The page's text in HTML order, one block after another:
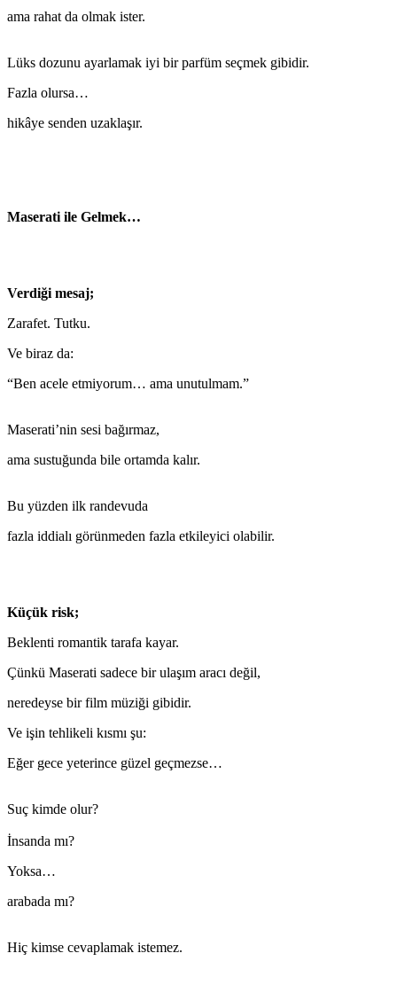
ama rahat da olmak ister.
Lüks dozunu ayarlamak iyi bir parfüm seçmek gibidir.
Fazla olursa…
hikâye senden uzaklaşır.
Maserati ile Gelmek…
Verdiği mesaj;
Zarafet. Tutku.
Ve biraz da:
“Ben acele etmiyorum… ama unutulmam.”
Maserati’nin sesi bağırmaz,
ama sustuğunda bile ortamda kalır.
Bu yüzden ilk randevuda
fazla iddialı görünmeden fazla etkileyici olabilir.
Küçük risk;
Beklenti romantik tarafa kayar.
Çünkü Maserati sadece bir ulaşım aracı değil,
neredeyse bir film müziği gibidir.
Ve işin tehlikeli kısmı şu:
Eğer gece yeterince güzel geçmezse…
Suç kimde olur?
İnsanda mı?
Yoksa…
arabada mı?
Hiç kimse cevaplamak istemez.